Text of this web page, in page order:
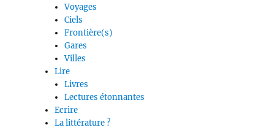
Voyages
Ciels
Frontière(s)
Gares
Villes
Lire
Livres
Lectures étonnantes
Ecrire
La littérature ?